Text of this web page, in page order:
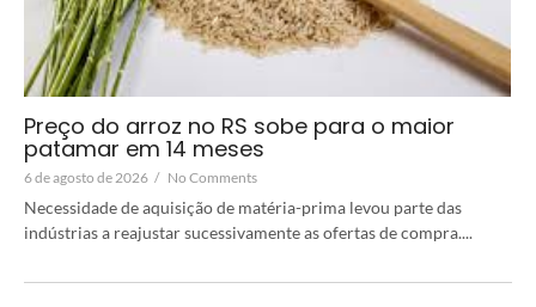
Preço do arroz no RS sobe para o maior
patamar em 14 meses
6 de agosto de 2026 / No Comments
Necessidade de aquisição de matéria-prima levou parte das
indústrias a reajustar sucessivamente as ofertas de compra....